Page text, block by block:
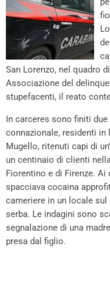
San Lorenzo, nel quadro
Associazione del
stupefacenti, il reato
In carceres sono finiti
connazionale, residenti in
Mugello, ritenuti capi di
un centinaio di clienti
Fiorentino e di Firenze.
spacciava cocaina
cameriere in un locale
serba. Le indagini sono
segnalazione di una
presa dal figlio.